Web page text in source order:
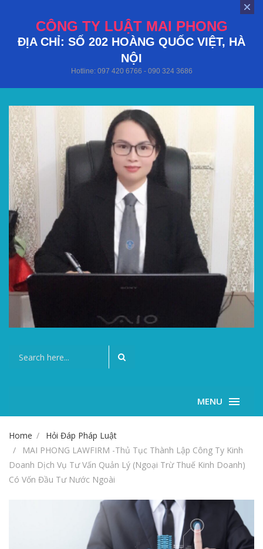
CÔNG TY LUẬT MAI PHONG
ĐỊA CHỈ: SỐ 202 HOÀNG QUỐC VIỆT, HÀ
NỘI
Hotline: 097 420 6766 - 090 324 3686
MENU
Home
Hỏi Đáp Pháp Luật
MAI PHONG LAWFIRM -Thủ Tục Thành Lập Công Ty Kinh
Doanh Dịch Vụ Tư Vấn Quản Lý (ngoại Trừ Thuế Kinh Doanh)
Có Vốn Đầu Tư Nước Ngoài